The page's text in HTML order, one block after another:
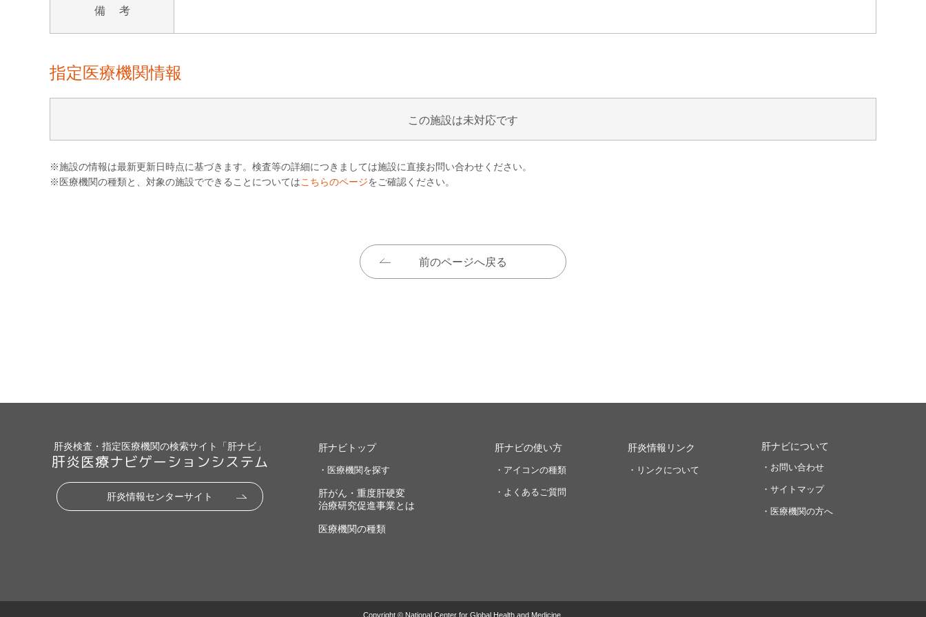
備 考
指定医療機関情報
この施設は未対応です
※施設の情報は最新更新日時点に基づきます。検査等の詳細につきましては施設に直接お問い合わせください。
※医療機関の種類と、対象の施設でできることについてはこちらのページをご確認ください。
前のページへ戻る
肝炎検査・指定医療機関の検索サイト「肝ナビ」
肝炎医療ナビゲーションシステム
肝炎情報センターサイト
肝ナビトップ
・医療機関を探す
肝がん・重度肝硬変
治療研究促進事業とは
医療機関の種類
肝ナビの使い方
・アイコンの種類
・よくあるご質問
肝炎情報リンク
・リンクについて
肝ナビについて
・お問い合わせ
・サイトマップ
・医療機関の方へ
Copyright © National Center for Global Health and Medicine.